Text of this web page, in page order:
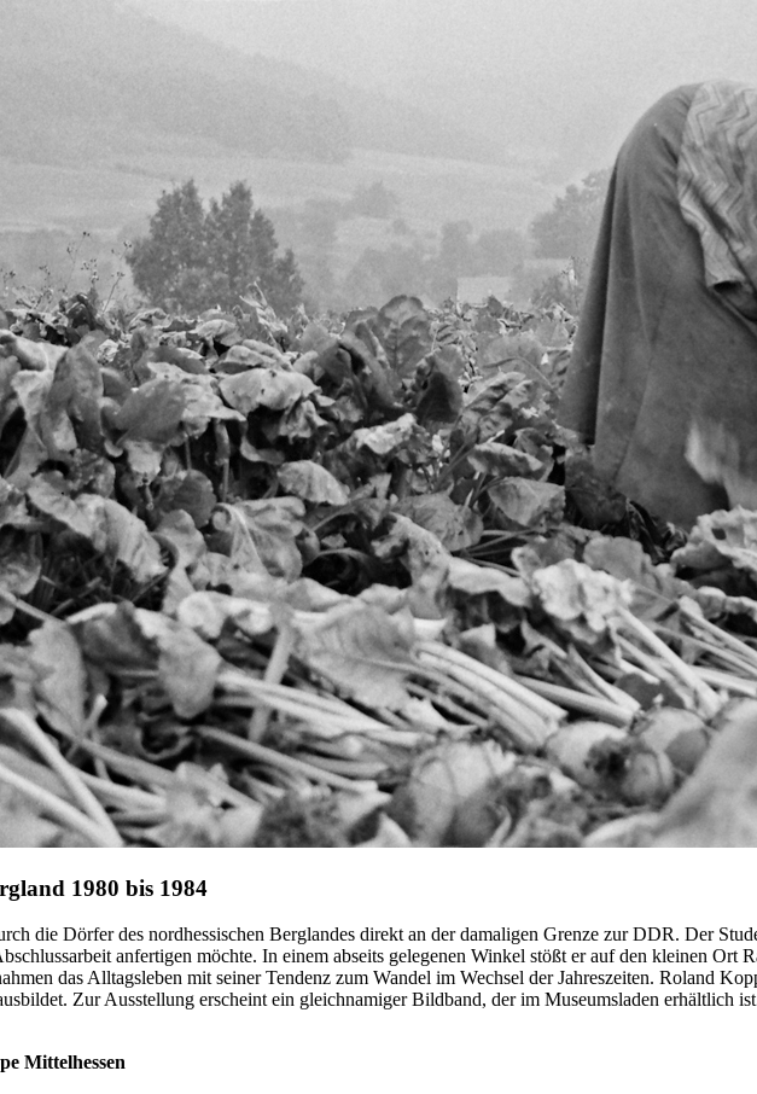
1980 bis 1984
die Dörfer des nordhessischen Berglandes direkt an der damaligen Grenze zur DDR. Der
anfertigen möchte. In einem abseits gelegenen Winkel stößt er auf den kleinen
das Alltagsleben mit seiner Tendenz zum Wandel im Wechsel der Jahreszeiten. Roland
Zur Ausstellung erscheint ein gleichnamiger Bildband, der im Museumsladen erhältlich
Mittelhessen